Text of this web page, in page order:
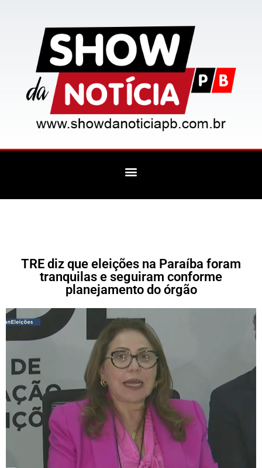
TRE diz que eleições na Paraíba foram
tranquilas e seguiram conforme
planejamento do órgão